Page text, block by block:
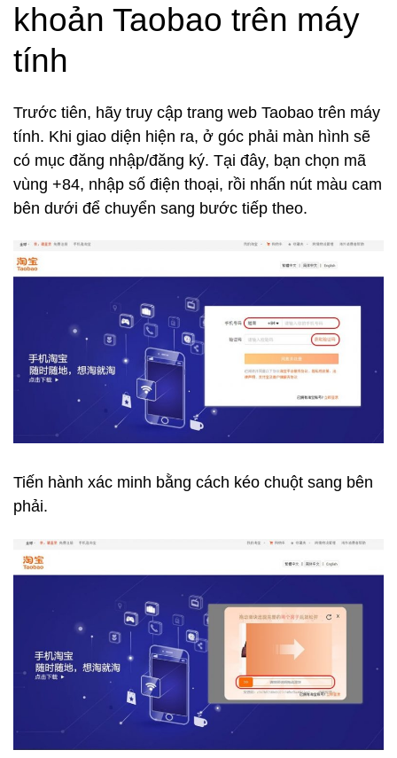
khoản Taobao trên máy
tính
Trước tiên, hãy truy cập trang web Taobao trên máy
tính. Khi giao diện hiện ra, ở góc phải màn hình sẽ
có mục đăng nhập/đăng ký. Tại đây, bạn chọn mã
vùng +84, nhập số điện thoại, rồi nhấn nút màu cam
bên dưới để chuyển sang bước tiếp theo.
Tiến hành xác minh bằng cách kéo chuột sang bên
phải.